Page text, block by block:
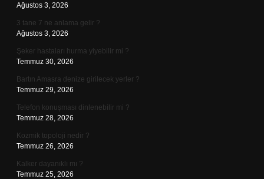
Ağustos 3, 2026
3 tane 7 ne anlama gelir ?
Ağustos 3, 2026
Şeker hastaları hurma yiyebilir mi ?
Temmuz 30, 2026
Bartın Amasra denize girilecek yerler ?
Temmuz 29, 2026
Telefon konuşması dinlenebilir mi ?
Temmuz 28, 2026
Kozmik topoloji nedir ?
Temmuz 26, 2026
Kalker dayanıklı mı ?
Temmuz 25, 2026